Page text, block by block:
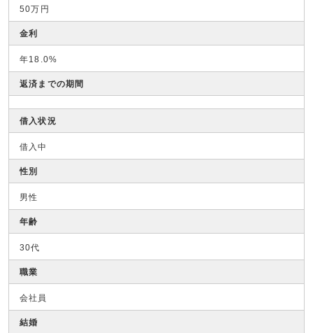
50万円
金利
年18.0%
返済までの期間
借入状況
借入中
性別
男性
年齢
30代
職業
会社員
結婚